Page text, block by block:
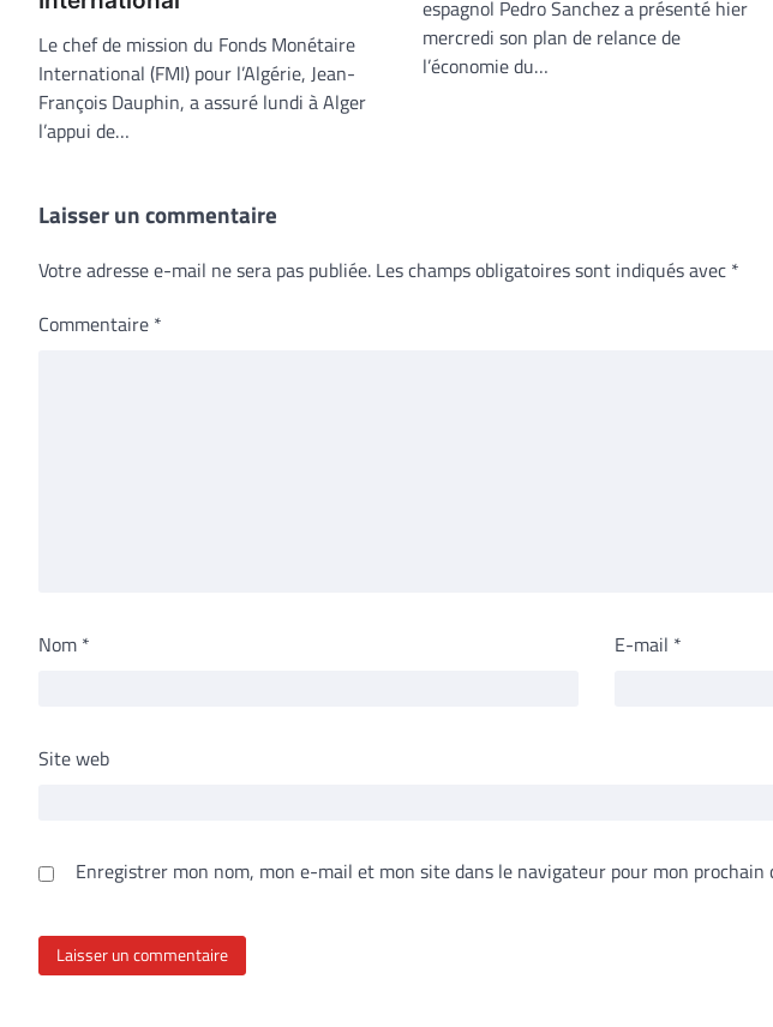
Le chef de mission du Fonds Monétaire
International (FMI) pour l’Algérie, Jean-
François Dauphin, a assuré lundi à Alger
l’appui de…
espagnol Pedro Sanchez a présenté hier
mercredi son plan de relance de
l’économie du…
Laisser un commentaire
Votre adresse e-mail ne sera pas publiée. Les champs obligatoires sont indiqués avec *
Commentaire *
Nom * E-mail *
Site web
Enregistrer mon nom, mon e-mail et mon site dans le navigateur pour mon prochain